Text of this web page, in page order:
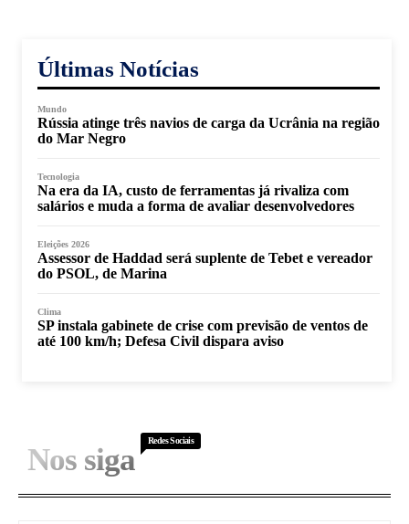
Últimas Notícias
Mundo
Rússia atinge três navios de carga da Ucrânia na região
do Mar Negro
Tecnologia
Na era da IA, custo de ferramentas já rivaliza com
salários e muda a forma de avaliar desenvolvedores
Eleições 2026
Assessor de Haddad será suplente de Tebet e vereador
do PSOL, de Marina
Clima
SP instala gabinete de crise com previsão de ventos de
até 100 km/h; Defesa Civil dispara aviso
Nos siga
Redes Sociais